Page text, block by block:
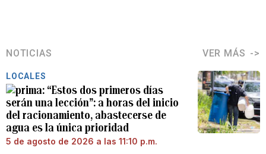
NOTICIAS VER MÁS
LOCALES
“Estos dos primeros días
serán una lección”: a horas del inicio
del racionamiento, abastecerse de
agua es la única prioridad
5 de agosto de 2026 a las 11:10 p.m.